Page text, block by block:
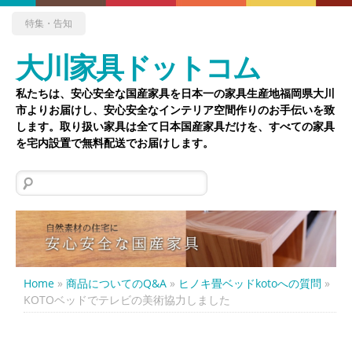
特集・告知
大川家具ドットコム
私たちは、安心安全な国産家具を日本一の家具生産地福岡県大川
市よりお届けし、安心安全なインテリア空間作りのお手伝いを致
します。取り扱い家具は全て日本国産家具だけを、すべての家具
を宅内設置で無料配送でお届けします。
検
索:
Home » 商品についてのQ&A » ヒノキ畳ベッドkotoへの質問 »
KOTOベッドでテレビの美術協力しました